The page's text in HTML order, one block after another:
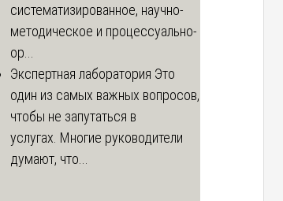
систематизированное, научно-
методическое и процессуально-
ор...
Экспертная лаборатория Это
один из самых важных вопросов,
чтобы не запутаться в
услугах. Многие руководители
думают, что...